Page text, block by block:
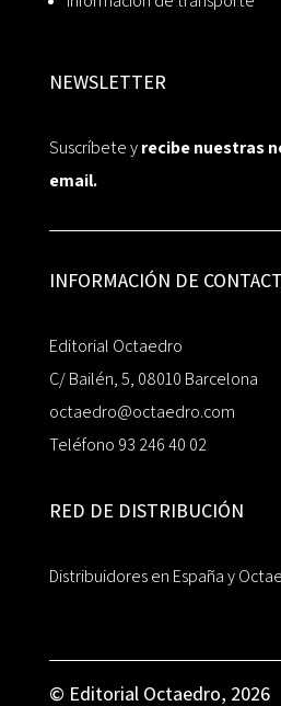
NEWSLETTER
Suscríbete yrecibe nuestras
email.
INFORMACIÓN DE
Editorial Octaedro
C/ Bailén, 5, 08010 Barcelona
octaedro@octaedro.com
Teléfono 93 246 40 02
RED DE DISTRIBUCIÓN
Distribuidores en España y
© Editorial Octaedro, 2026